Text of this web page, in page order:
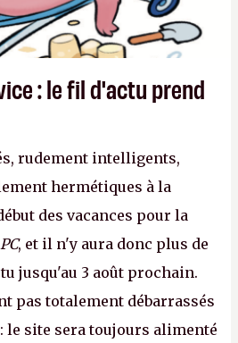
: le fil d'actu prend
rudement intelligents,
hermétiques à la
des vacances pour la
, et il n'y aura donc plus de
jusqu'au 3 août prochain.
pas totalement débarrassés
le site sera toujours alimenté